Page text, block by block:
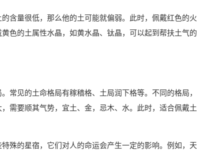
含量很低，那么他的土可能就偏弱。此时，佩戴红色的火
色的土属性水晶，如黄水晶、钛晶，可以起到帮扶土气的
常见的土命格局有稼穑格、土局润下格等。不同的格局，
需要顺其气势，宜土、金，忌木、水。此时，适合佩戴土
殊的星宿，它们对人的命运会产生一定的影响。例如，天